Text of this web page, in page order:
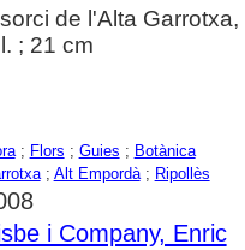
de l'Alta
; 21 cm
; Flors ; Guies ; Botànica
; Alt Empordà; Ripollès
i Company, Enric